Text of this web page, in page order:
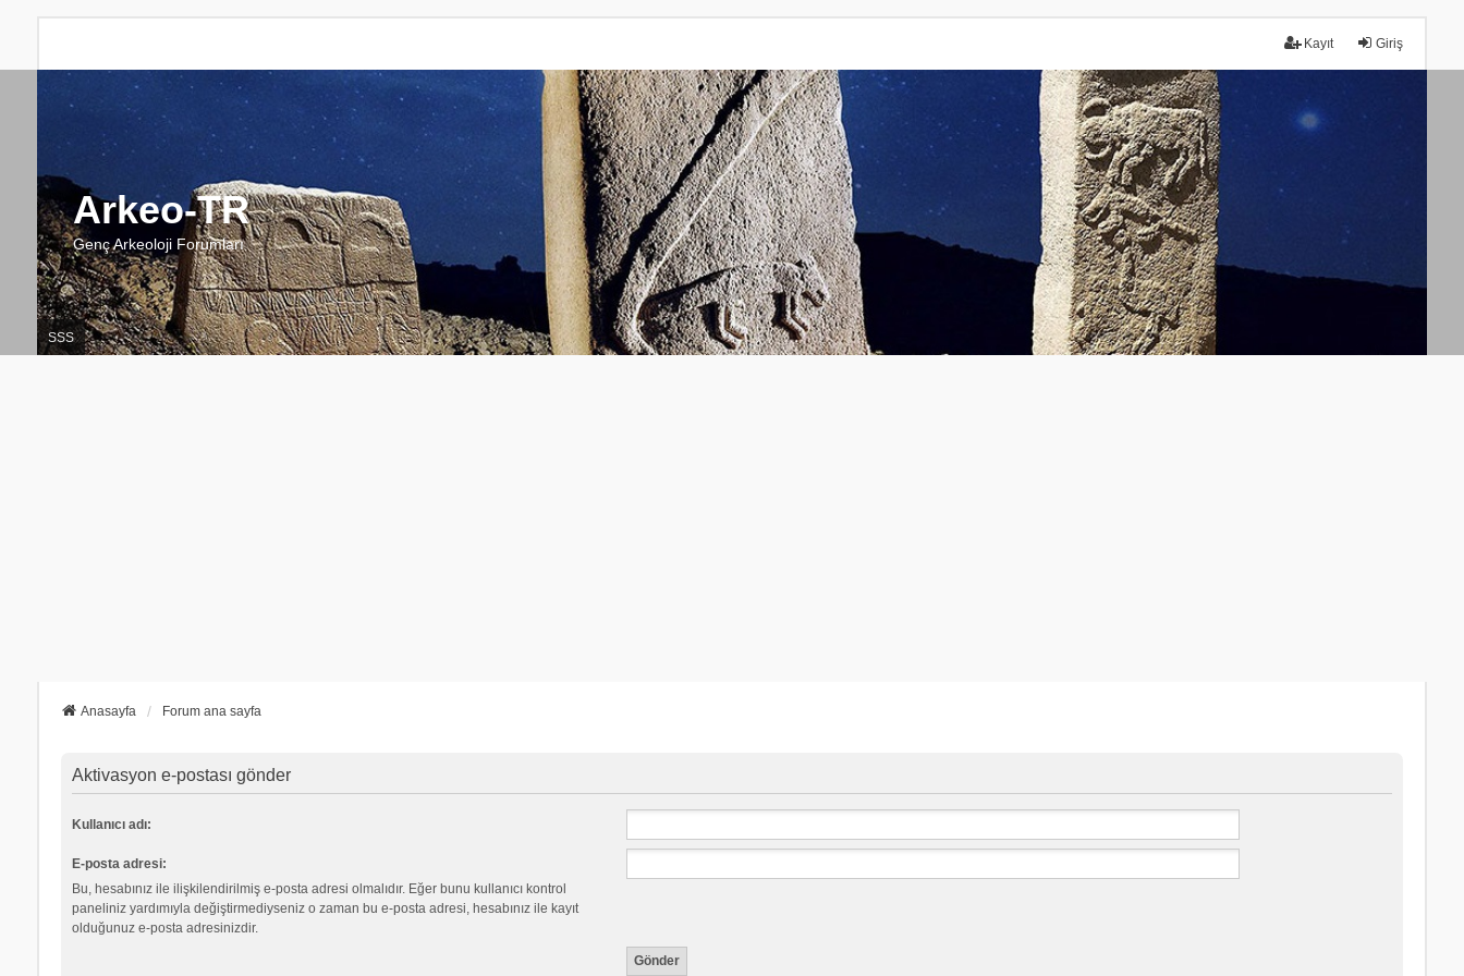
Giriş
Kayıt
Arkeo-TR
Genç Arkeoloji Forumları
SSS
Anasayfa Forum ana sayfa
Aktivasyon e-postası gönder
Kullanıcı adı:
E-posta adresi:
Bu, hesabınız ile ilişkilendirilmiş e-posta adresi olmalıdır. Eğer bunu kullanıcı kontrol
paneliniz yardımıyla değiştirmediyseniz o zaman bu e-posta adresi, hesabınız ile kayıt
olduğunuz e-posta adresinizdir.